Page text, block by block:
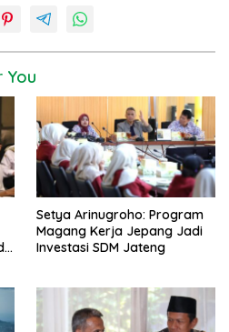
You
Setya Arinugroho: Program
Magang Kerja Jepang Jadi
Investasi SDM Jateng